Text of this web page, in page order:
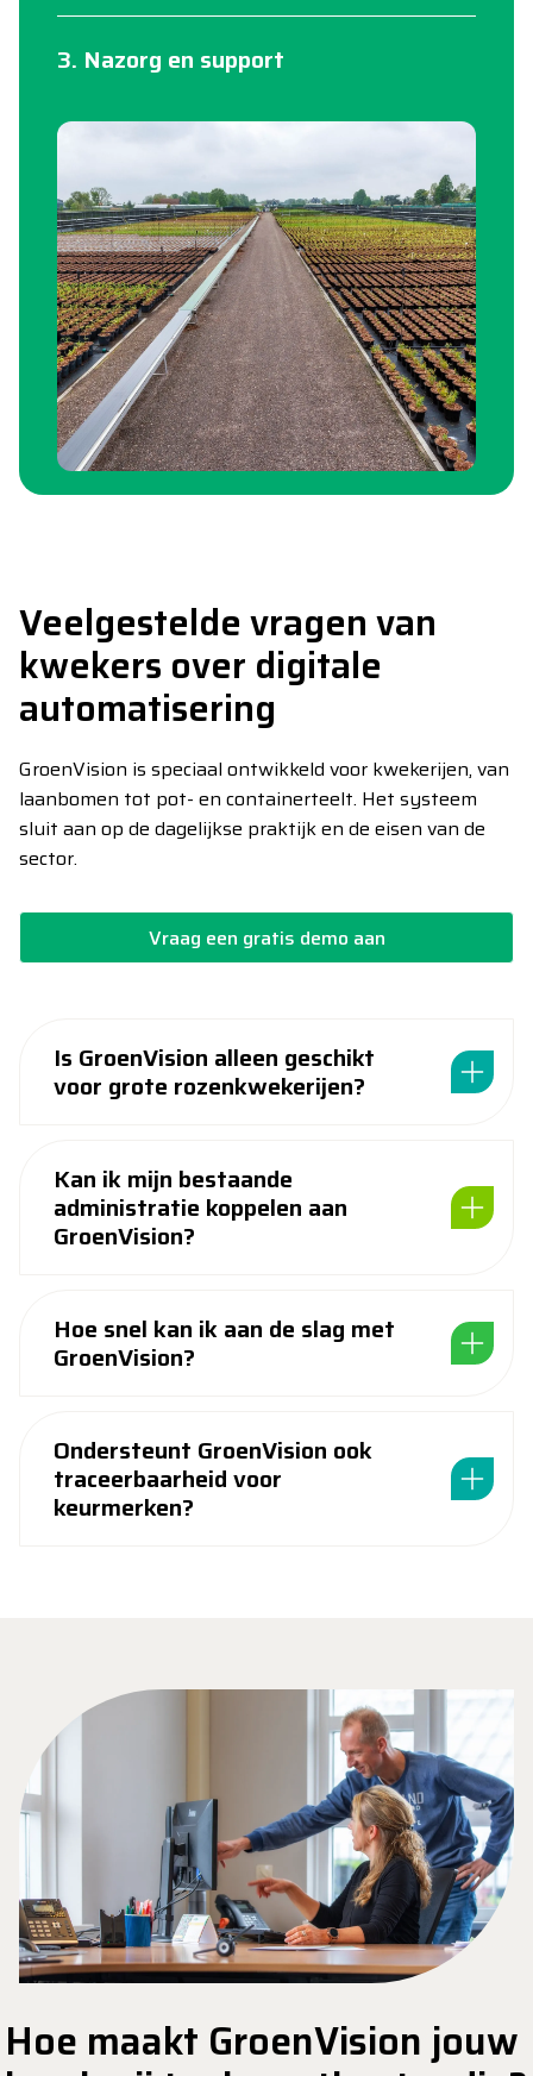
3. Nazorg en support
Veelgestelde vragen van
kwekers over digitale
automatisering
GroenVision is speciaal ontwikkeld voor kwekerijen, van
laanbomen tot pot- en containerteelt. Het systeem
sluit aan op de dagelijkse praktijk en de eisen van de
sector.
Vraag een gratis demo aan
Is GroenVision alleen geschikt
voor grote rozenkwekerijen?
Kan ik mijn bestaande
administratie koppelen aan
GroenVision?
Hoe snel kan ik aan de slag met
GroenVision?
Ondersteunt GroenVision ook
traceerbaarheid voor
keurmerken?
Hoe maakt GroenVision jouw